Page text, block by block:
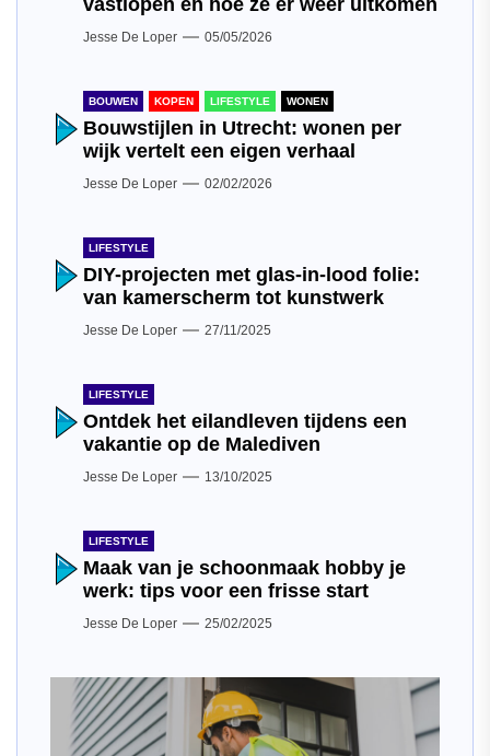
vastlopen en hoe ze er weer uitkomen
Jesse De Loper 05/05/2026
BOUWEN KOPEN LIFESTYLE WONEN
Bouwstijlen in Utrecht: wonen per
wijk vertelt een eigen verhaal
Jesse De Loper 02/02/2026
LIFESTYLE
DIY-projecten met glas-in-lood folie:
van kamerscherm tot kunstwerk
Jesse De Loper 27/11/2025
LIFESTYLE
Ontdek het eilandleven tijdens een
vakantie op de Malediven
Jesse De Loper 13/10/2025
LIFESTYLE
Maak van je schoonmaak hobby je
werk: tips voor een frisse start
Jesse De Loper 25/02/2025